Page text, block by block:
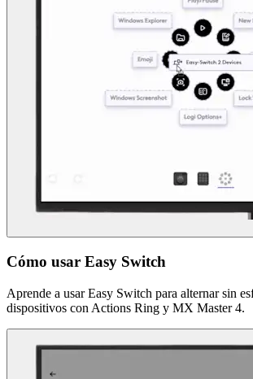
Cómo usar Easy Switch
Aprende a usar Easy Switch para alternar sin
dispositivos con Actions Ring y MX Master 4.